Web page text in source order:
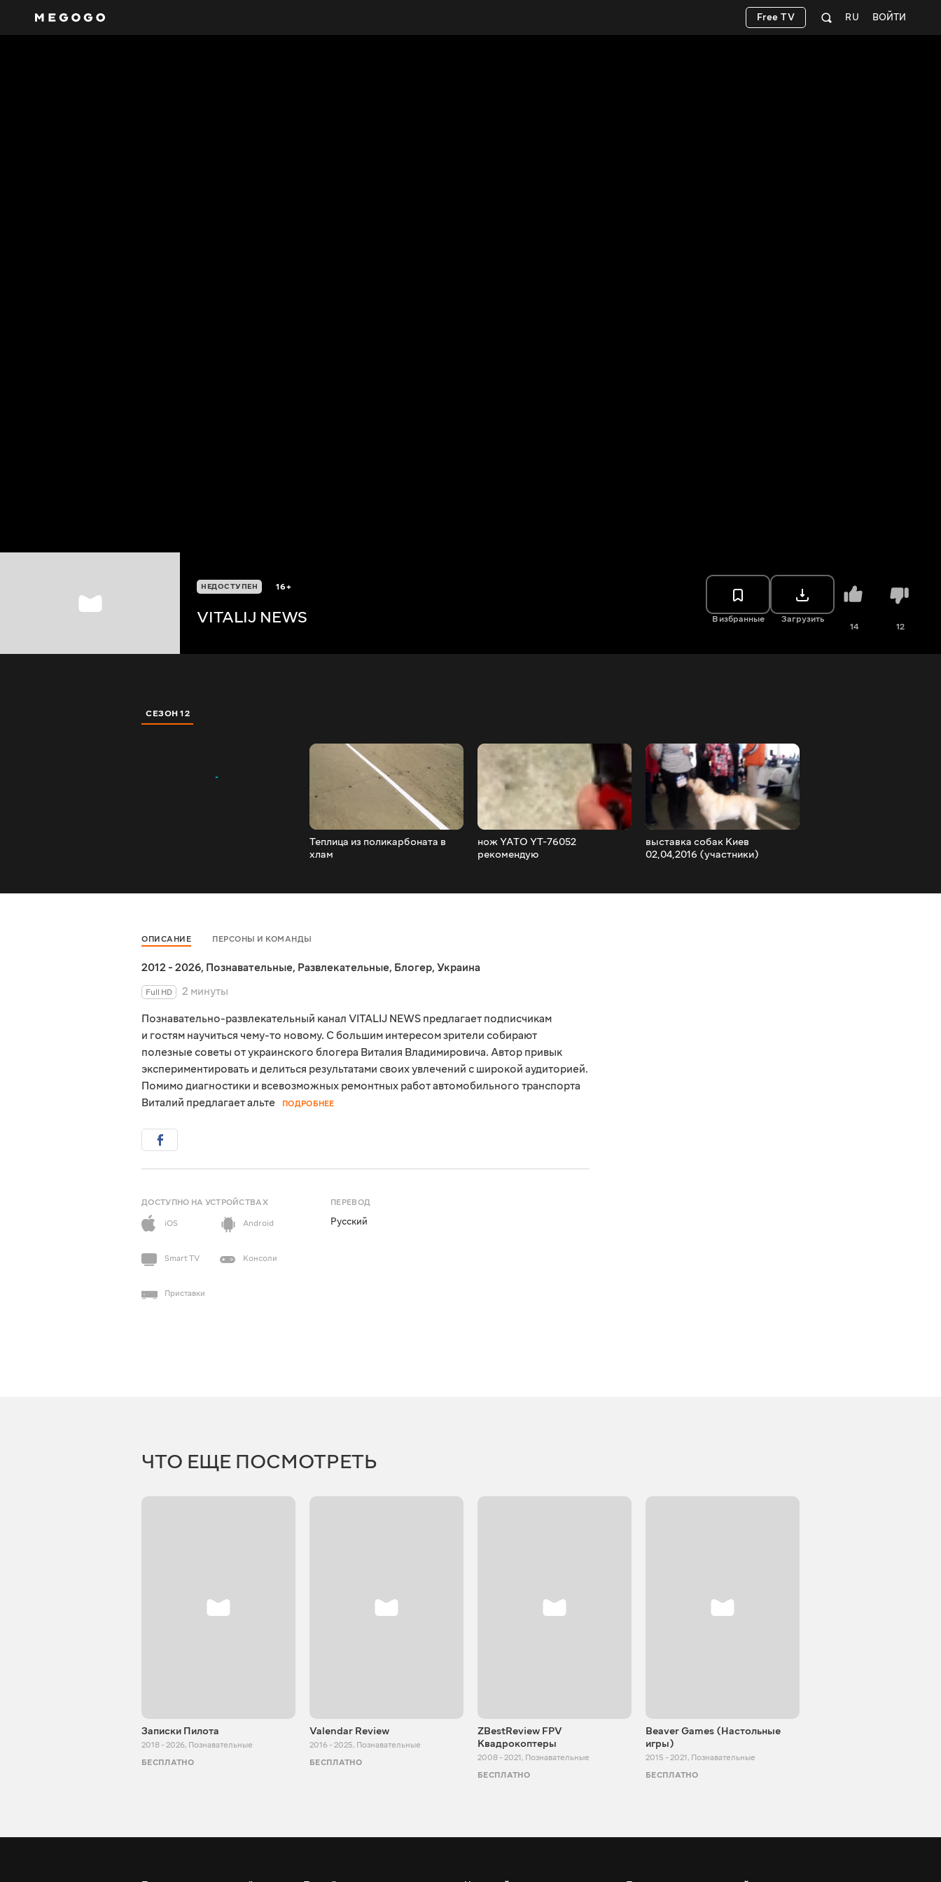
ВОЙТИ
RU
Free TV
НЕДОСТУПЕН 16+
VITALIJ NEWS В избранные Загрузить
14 12
СЕЗОН 12
Теплица из поликарбоната в
хлам
нож YATO YT-76052
рекомендую
выставка собак Киев
02,04,2016 (участники)
ОПИСАНИЕ ПЕРСОНЫ И КОМАНДЫ
2012 - 2026, Познавательные, Развлекательные, Блогер, Украина
Full HD
2 минуты
Познавательно-развлекательный канал VITALIJ NEWS предлагает подписчикам
и гостям научиться чему-то новому. С большим интересом зрители собирают
полезные советы от украинского блогера Виталия Владимировича. Автор привык
экспериментировать и делиться результатами своих увлечений с широкой аудиторией.
Помимо диагностики и всевозможных ремонтных работ автомобильного транспорта
Виталий предлагает альте
ПОДРОБНЕЕ
ДОСТУПНО НА УСТРОЙСТВАХ
iOS
Android
Smart TV Консоли
Приставки
ПЕРЕВОД
Русский
ЧТО ЕЩЕ ПОСМОТРЕТЬ
Записки Пилота
2018 - 2026, Познавательные
БЕСПЛАТНО
Valendar Review
2016 - 2025, Познавательные
БЕСПЛАТНО
ZBestReview FPV
Квадрокоптеры
2008 - 2021, Познавательные
БЕСПЛАТНО
Beaver Games (Настольные
игры)
2015 - 2021, Познавательные
БЕСПЛАТНО